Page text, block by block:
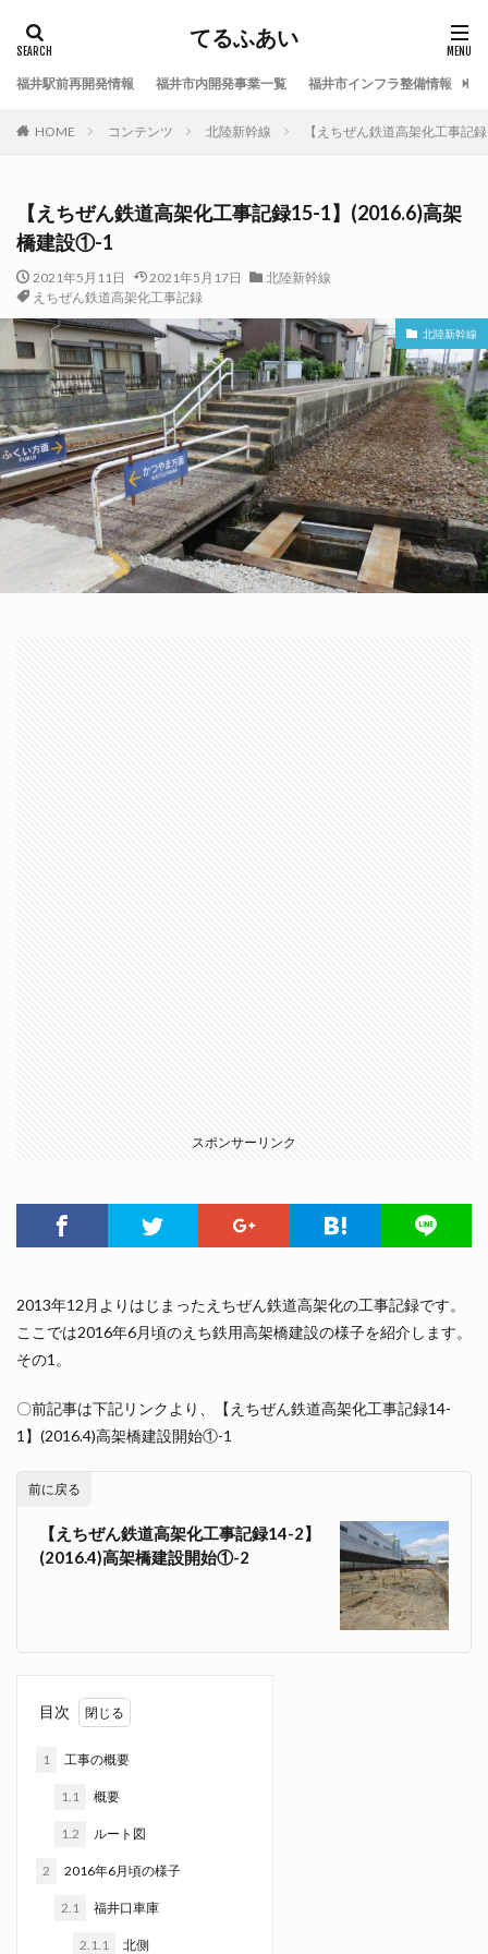
てるふあい
福井駅前再開発情報 福井市内開発事業一覧 福井市インフラ整備情報
HOME コンテンツ 北陸新幹線 【えちぜん鉄道高架化工事
【えちぜん鉄道高架化工事記録15-1】(2016.6)高架
橋建設①-1
2021年5月11日 2021年5月17日
北陸新幹線
えちぜん鉄道高架化工事記録
北陸新幹線
スポンサーリンク
2013年12月よりはじまったえちぜん鉄道高架化の工事記録です。
ここでは2016年6月頃のえち鉄用高架橋建設の様子を紹介します。
その1。
〇前記事は下記リンクより、【えちぜん鉄道高架化工事記録14-
1】(2016.4)高架橋建設開始①-1
前に戻る
【えちぜん鉄道高架化工事記録14-2】
(2016.4)高架橋建設開始①-2
目次
1 工事の概要
1.1 概要
1.2 ルート図
2 2016年6月頃の様子
2.1 福井口車庫
2.1.1 北側